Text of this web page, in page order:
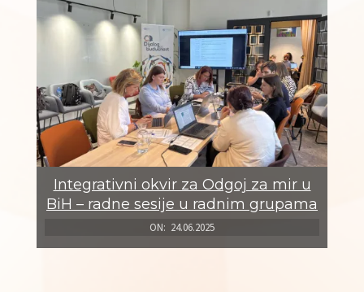
Integrativni okvir za Odgoj za mir u
BiH – radne sesije u radnim grupama
ON: 24.06.2025